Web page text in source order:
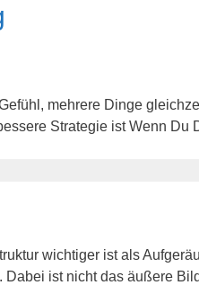
mehrere Dinge
Strategie ist Wenn Du
wichtiger ist als
ist nicht das äußere